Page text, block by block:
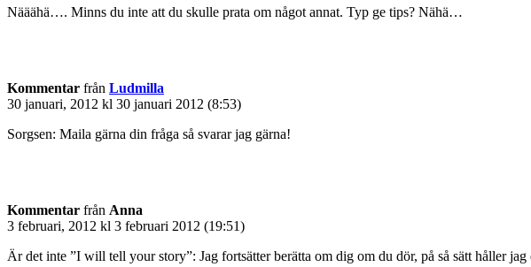
Nääähä…. Minns du inte att du skulle prata om något annat. Typ ge tips? Nähä…
Kommentar från Ludmilla
30 januari, 2012 kl 30 januari 2012 (8:53)
Sorgsen: Maila gärna din fråga så svarar jag gärna!
Kommentar från Anna
3 februari, 2012 kl 3 februari 2012 (19:51)
Är det inte ”I will tell your story”: Jag fortsätter berätta om dig om du dör, på så sätt håller